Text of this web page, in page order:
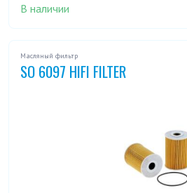
В наличии
Масляный фильтр
SO 6097 HIFI FILTER